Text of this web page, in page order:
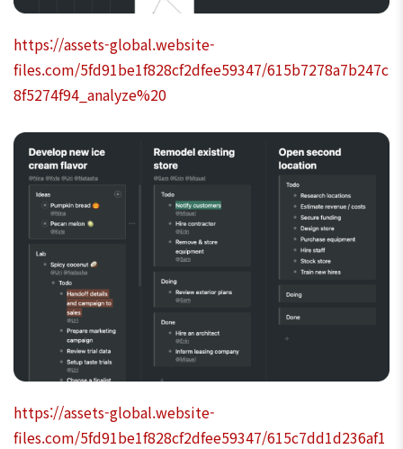
https://assets-global.website-
files.com/5fd91be1f828cf2dfee59347/615b7278a7b247c
8f5274f94_analyze%20
https://assets-global.website-
files.com/5fd91be1f828cf2dfee59347/615c7dd1d236af1